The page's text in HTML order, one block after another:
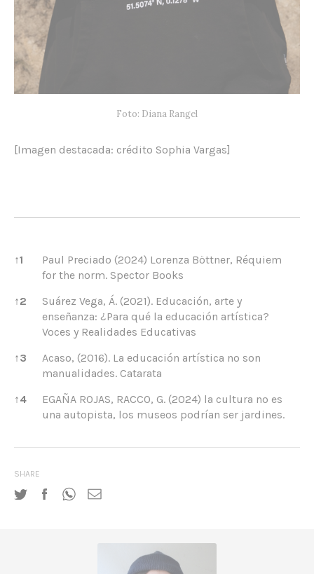
Foto: Diana Rangel
[Imagen destacada: crédito Sophia Vargas]
↑1
Paul Preciado (2024) Lorenza Böttner, Réquiem
for the norm. Spector Books
↑2
Suárez Vega, Á. (2021). Educación, arte y
enseñanza: ¿Para qué la educación artística?
Voces y Realidades Educativas
↑3
Acaso, (2016). La educación artística no son
manualidades. Catarata
↑4
EGAÑA ROJAS, RACCO, G. (2024) la cultura no es
una autopista, los museos podrían ser jardines.
SHARE